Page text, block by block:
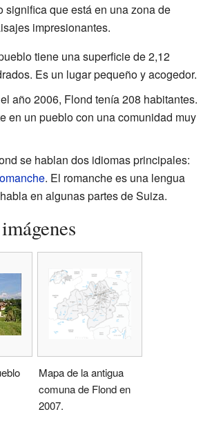
significa que está en una zona de
impresionantes.
tiene una superficie de 2,12
Es un lugar pequeño y acogedor.
año 2006, Flond tenía 208 habitantes.
en un pueblo con una comunidad muy
se hablan dos idiomas principales:
. El romanche es una lengua
en algunas partes de Suiza.
Mapa de la antigua
comuna de Flond en
2007.